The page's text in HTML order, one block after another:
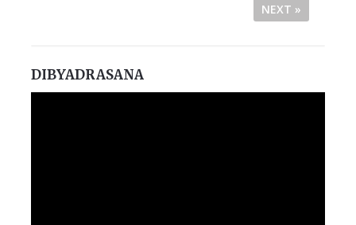
NEXT »
DIBYADRASANA